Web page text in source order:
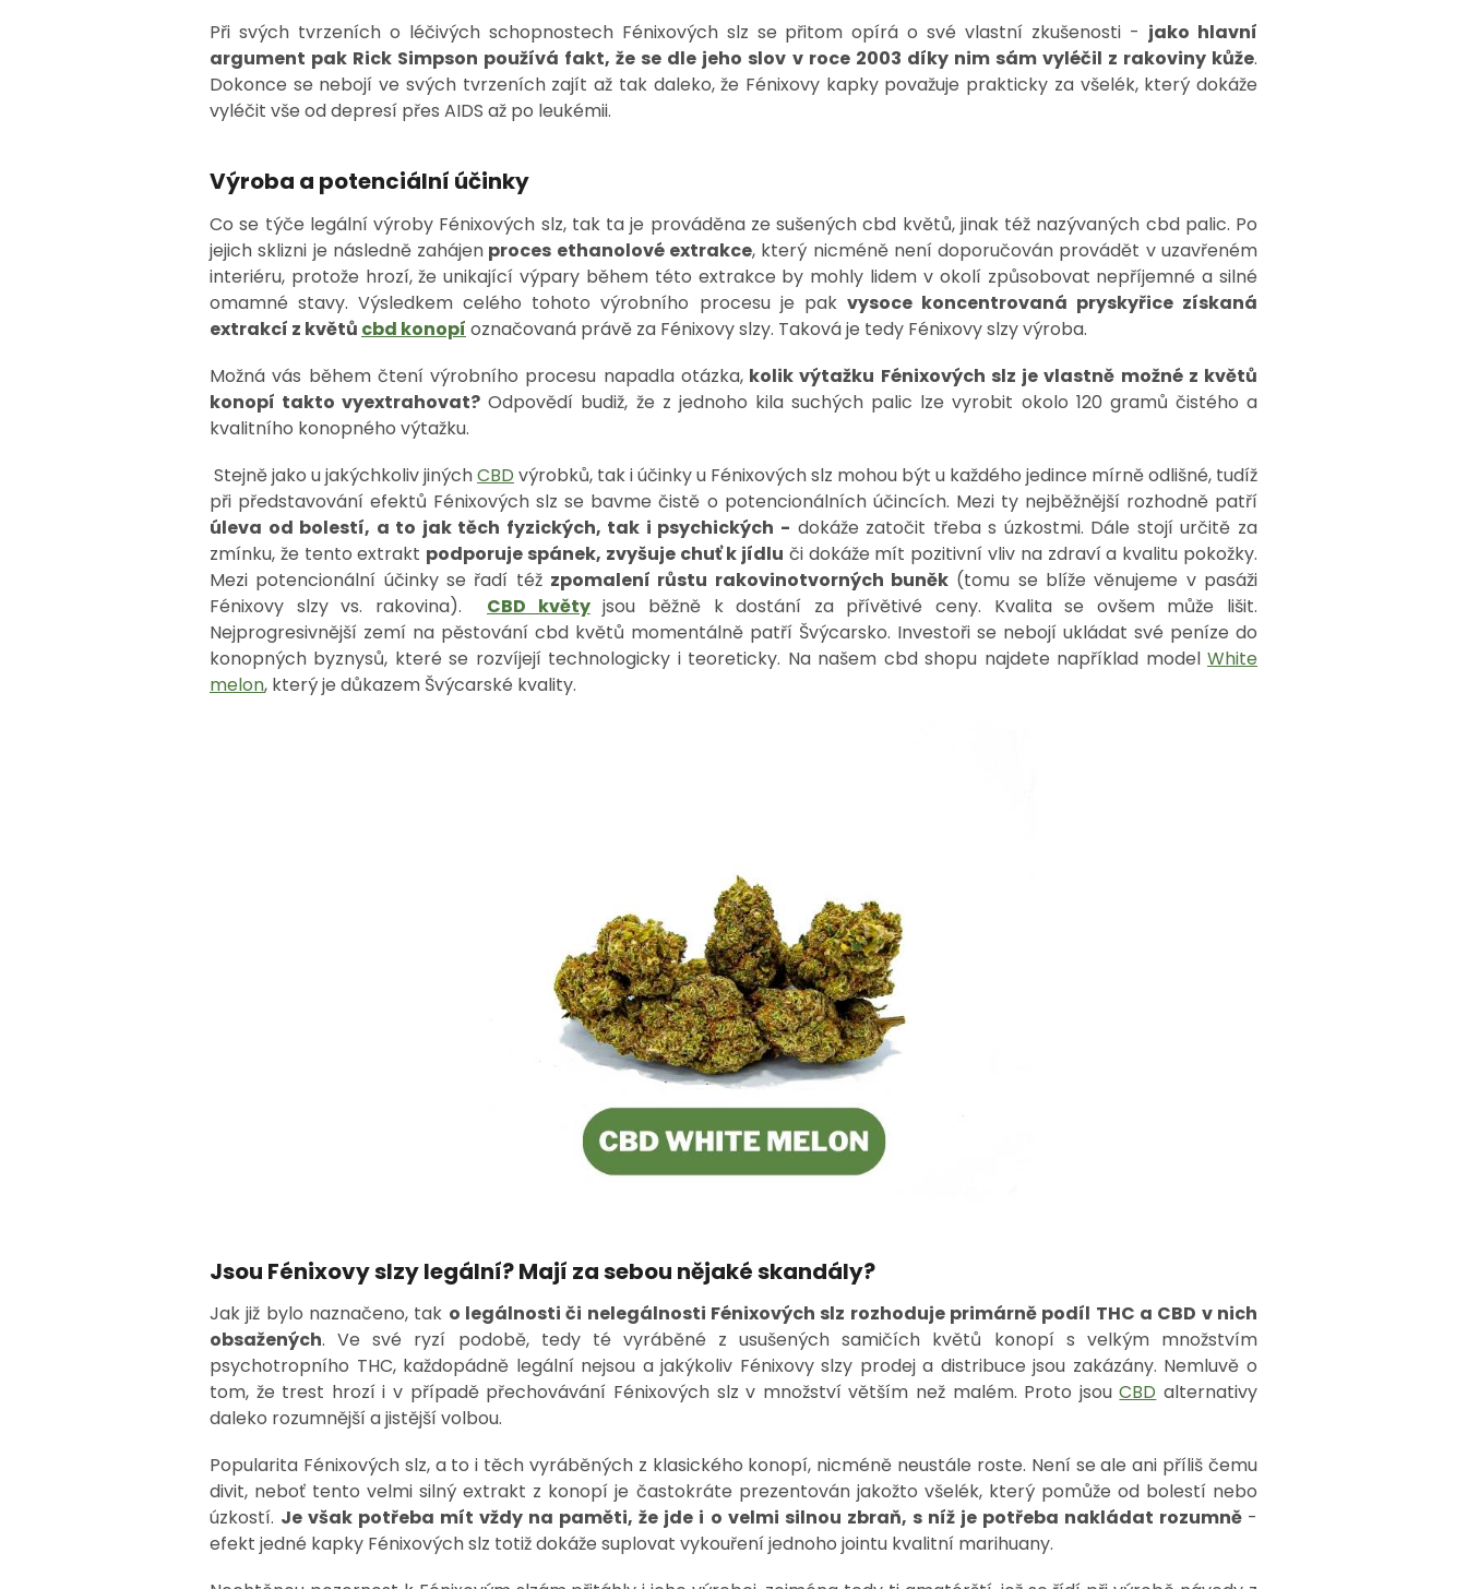
Při svých tvrzeních o léčivých schopnostech Fénixových slz se přitom opírá o své vlastní zkušenosti - jako hlavní
argument pak Rick Simpson používá fakt, že se dle jeho slov v roce 2003 díky nim sám vyléčil z rakoviny kůže.
Dokonce se nebojí ve svých tvrzeních zajít až tak daleko, že Fénixovy kapky považuje prakticky za všelék, který dokáže
vyléčit vše od depresí přes AIDS až po leukémii.
Výroba a potenciální účinky
Co se týče legální výroby Fénixových slz, tak ta je prováděna ze sušených cbd květů, jinak též nazývaných cbd palic. Po
jejich sklizni je následně zahájen proces ethanolové extrakce, který nicméně není doporučován provádět v uzavřeném
interiéru, protože hrozí, že unikající výpary během této extrakce by mohly lidem v okolí způsobovat nepříjemné a silné
omamné stavy. Výsledkem celého tohoto výrobního procesu je pak vysoce koncentrovaná pryskyřice získaná
extrakcí z květů cbd konopí označovaná právě za Fénixovy slzy. Taková je tedy Fénixovy slzy výroba.
Možná vás během čtení výrobního procesu napadla otázka,kolik výtažku Fénixových slz je vlastně možné z květů
konopí takto vyextrahovat? Odpovědí budiž, že z jednoho kila suchých palic lze vyrobit okolo 120 gramů čistého a
kvalitního konopného výtažku.
Stejně jako u jakýchkoliv jinýchCBD výrobků, tak i účinky u Fénixových slz mohou být u každého jedince mírně odlišné, tudíž
při představování efektů Fénixových slz se bavme čistě o potencionálních účincích. Mezi ty nejběžnější rozhodně patří
úleva od bolestí, a to jak těch fyzických, tak i psychických - dokáže zatočit třeba s úzkostmi. Dále stojí určitě za
zmínku, že tento extrakt podporuje spánek, zvyšuje chuť k jídlu či dokáže mít pozitivní vliv na zdraví a kvalitu pokožky.
Mezi potencionální účinky se řadí též zpomalení růstu rakovinotvorných buněk (tomu se blíže věnujeme v pasáži
Fénixovy slzy vs. rakovina). CBD květyjsou běžně k dostání za přívětivé ceny. Kvalita se ovšem může lišit.
Nejprogresivnější zemí na pěstování cbd květů momentálně patří Švýcarsko. Investoři se nebojí ukládat své peníze do
konopných byznysů, které se rozvíjejí technologicky i teoreticky. Na našem cbd shopu najdete například model White
melon, který je důkazem Švýcarské kvality.
Jsou Fénixovy slzy legální? Mají za sebou nějaké skandály?
Jak již bylo naznačeno, tak o legálnosti či nelegálnosti Fénixových slz rozhoduje primárně podíl THC a CBD v nich
obsažených. Ve své ryzí podobě, tedy té vyráběné z usušených samičích květů konopí s velkým množstvím
psychotropního THC, každopádně legální nejsou a jakýkoliv Fénixovy slzy prodej a distribuce jsou zakázány. Nemluvě o
tom, že trest hrozí i v případě přechovávání Fénixových slz v množství větším než malém. Proto jsouCBD alternativy
daleko rozumnější a jistější volbou.
Popularita Fénixových slz, a to i těch vyráběných z klasického konopí, nicméně neustále roste. Není se ale ani příliš čemu
divit, neboť tento velmi silný extrakt z konopí je častokráte prezentován jakožto všelék, který pomůže od bolestí nebo
úzkostí. Je však potřeba mít vždy na paměti, že jde i o velmi silnou zbraň, s níž je potřeba nakládat rozumně -
efekt jedné kapky Fénixových slz totiž dokáže suplovat vykouření jednoho jointu kvalitní marihuany.